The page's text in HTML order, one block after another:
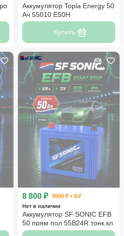
Аккумулятор Topla Energy 50
Ач 55010 E50H
Купить
8 800 ₽
8500 ₽ + БУ
Нет в наличии
Аккумулятор SF SONIC EFB
50 прям пол 55B24R тонк.кл